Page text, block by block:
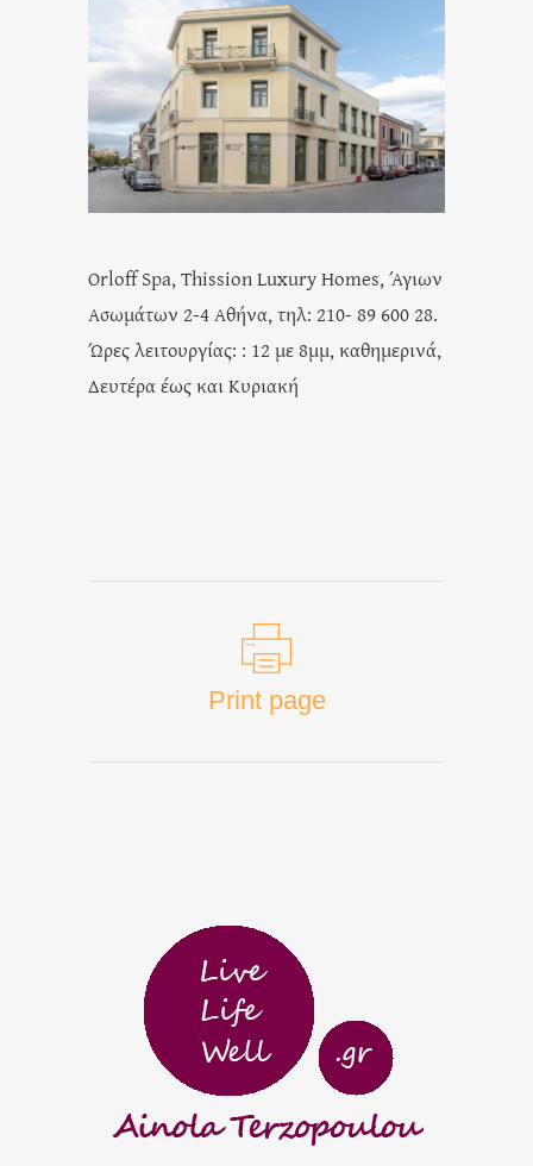
Orloff Spa, Thission Luxury Homes, Άγιων
Ασωμάτων 2-4 Αθήνα, τηλ: 210- 89 600 28.
Ώρες λειτουργίας: : 12 με 8μμ, καθημερινά,
Δευτέρα έως και Κυριακή
Print page